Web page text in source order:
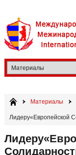
Материалы
Лидеру«Европейской
РАБОВЛАДЕЛЬЦЕВ и